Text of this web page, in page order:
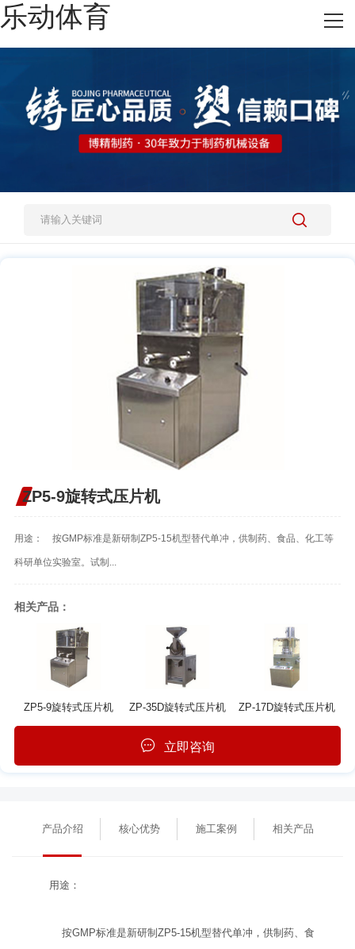
乐动体育
网站乐动体育
施工案例
人才招聘
ZP5-9旋转式压片机
用途： 按GMP标准是新研制ZP5-15机型替代单冲，供制药、食品、化工等
科研单位实验室。试制...
相关产品：
ZP5-9旋转式压片机 ZP-35D旋转式压片机 ZP-17D旋转式压片机
立即咨询
产品介绍 核心优势 施工案例 相关产品
用途：
按GMP标准是新研制ZP5-15机型替代单冲，供制药、食